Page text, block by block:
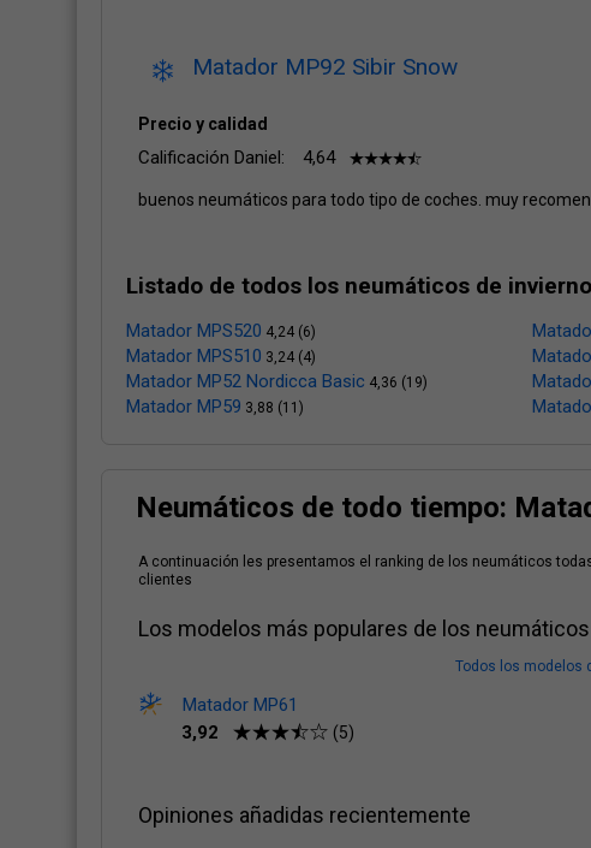
Matador MP92 Sibir Snow
Precio y calidad
Calificación Daniel: 4,64
buenos neumáticos para todo tipo de coches. muy
Listado de todos los neumáticos de
Matador MPS520 4,24 (6)
Matador MPS510 3,24 (4)
Matador MP52 Nordicca Basic 4,36 (19)
Matador MP59 3,88 (11)
Neumáticos de todo tiempo:
A continuación les presentamos el ranking de los neumáticos
clientes
Los modelos más populares de los
Todos los modelos
Matador MP61
3,92
(5)
Opiniones añadidas recientemente